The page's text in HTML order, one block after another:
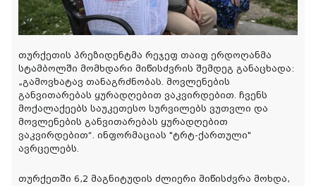
თურქეთის პრეზიდენტმა რეჯეფ თაიფ ერდოღანმა
სტამბოლში მომხდარი მიწისძვრის შემდეგ განაცხადა:
„გამოვხატავ თანაგრძნობას. მოვლენების
განვითარებას ყურადღებით ვაკვირდებით. ჩვენს
მოქალაქეებს საუკეთესო სურვილებს ვუთვლი და
მოვლენების განვითარებას ყურადღებით
ვაკვირდებით“. ინფორმაციას "ტრტ-ქართული"
ავრცელებს.
თურქეთში 6,2 მაგნიტუდის ძლიერი მიწისძვრა მოხდა,